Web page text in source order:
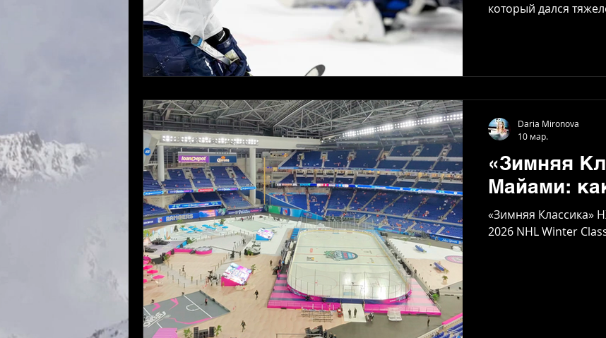
который дался
«Зимняя
Майами:
«Зимняя Классика»
2026 NHL Winter
Daria Mironova
10 мар.